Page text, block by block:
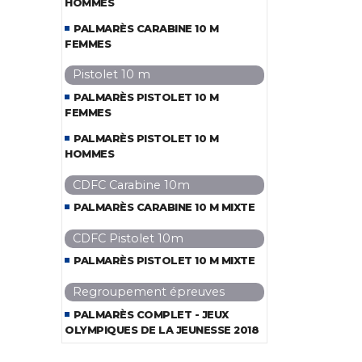
HOMMES
PALMARÈS CARABINE 10 M
FEMMES
Pistolet 10 m
PALMARÈS PISTOLET 10 M
FEMMES
PALMARÈS PISTOLET 10 M
HOMMES
CDFC Carabine 10m
PALMARÈS CARABINE 10 M MIXTE
CDFC Pistolet 10m
PALMARÈS PISTOLET 10 M MIXTE
Regroupement épreuves
PALMARÈS COMPLET - JEUX
OLYMPIQUES DE LA JEUNESSE 2018